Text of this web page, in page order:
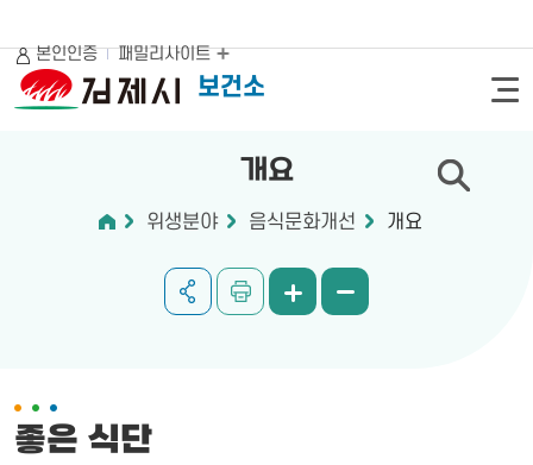
보건소
본인인증 패밀리사이트
개요
위생분야 음식문화개선 개요
좋은 식단